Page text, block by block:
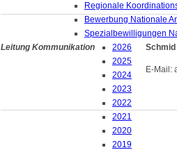
Regionale
Bewerbung Nationale
Spezialbewilligungen
2026
2025
2024
2023
2022
2021
2020
2019
Leitung Kommunikation
E-Mail: